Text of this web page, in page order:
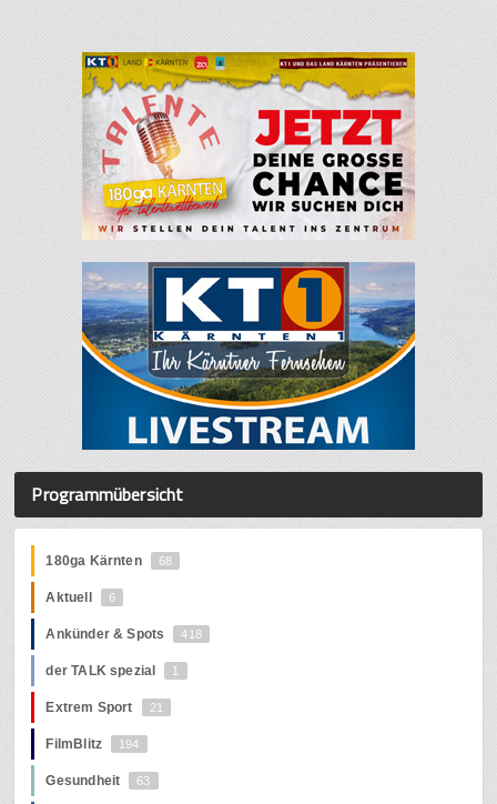
Programmübersicht
180ga Kärnten 68
Aktuell 6
Ankünder & Spots 418
der TALK spezial 1
Extrem Sport 21
FilmBlitz 194
Gesundheit 63